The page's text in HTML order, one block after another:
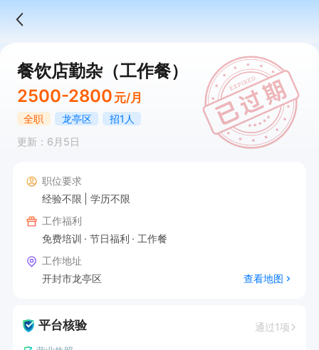
餐饮店勤杂（工作餐）
2500-2800 元/月
全职 龙亭区
招1人
更新：6月5日
职位要求
经验不限
学历不限
工作福利
免费培训
节日福利
工作餐
工作地址
开封市龙亭区
查看地图
平台核验 通过1项